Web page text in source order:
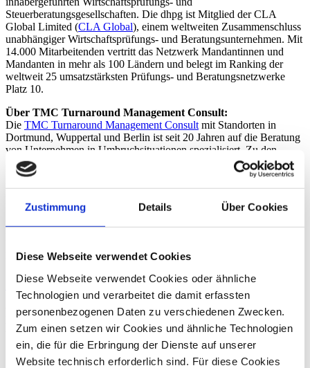
Zustimmung Details Über Cookies
Diese Webseite verwendet Cookies
Diese Webseite verwendet Cookies oder ähnliche
Technologien und verarbeitet die damit erfassten
personenbezogenen Daten zu verschiedenen Zwecken.
Zum einen setzen wir Cookies und ähnliche Technologien
ein, die für die Erbringung der Dienste auf unserer
Website technisch erforderlich sind. Für diese Cookies
Steuerberatungsgesellschaften. Die dhpg ist Mitglied der CLA
Global Limited (CLA Global), einem weltweiten Zusammenschluss
unabhängiger Wirtschaftsprüfungs- und Beratungsunternehmen. Mit
14.000 Mitarbeitenden vertritt das Netzwerk Mandantinnen und
Mandanten in mehr als 100 Ländern und belegt im Ranking der
weltweit 25 umsatzstärksten Prüfungs- und Beratungsnetzwerke
Platz 10.
Über TMC Turnaround Management Consult:
Die TMC Turnaround Management Consult mit Standorten in
Dortmund, Wuppertal und Berlin ist seit 20 Jahren auf die Beratung
von Unternehmen in Umbruchsituationen spezialisiert. Zu den
Kernkompetenzen gehören die Sanierungs- und
Restrukturierungsberatung, Interim- und Risikomanagement,
Distressed M&A sowie Unternehmensverkäufe und Bewertungen.
Mit einem professionellen Netzwerk aus Rechtsanwälten,
Steuerberatern, Wirtschaftsprüfern, Insolvenzverwaltern,
Prozessoptimierern, IT-, Qualitäts- und Prozessmanagern sowie
Unternehmensberater Restrukturierung“ (brand eins) gewählt.
Zurück
Pressekontakt
Brigitte Schultes
Für Ihre Presseanfragen stehe ich Ihnen gerne zur Verfügung.